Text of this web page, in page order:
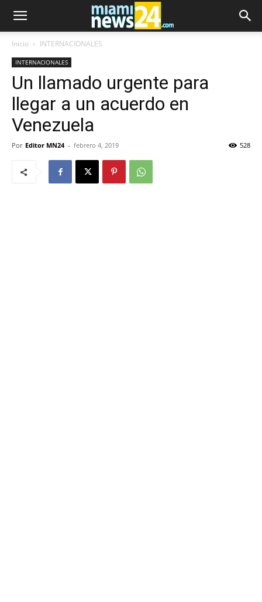
Inicio INTERNACIONALES
INTERNACIONALES
Un llamado urgente para
llegar a un acuerdo en
Venezuela
Por Editor MN24 - febrero 4, 2019 528